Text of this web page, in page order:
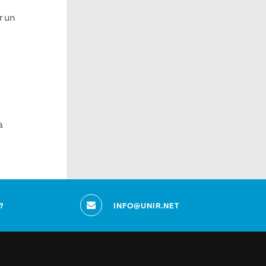
un
INFO@UNIR.NET